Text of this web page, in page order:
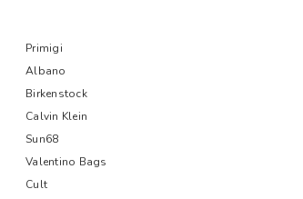
Primigi
Albano
Birkenstock
Calvin Klein
Sun68
Valentino Bags
Cult